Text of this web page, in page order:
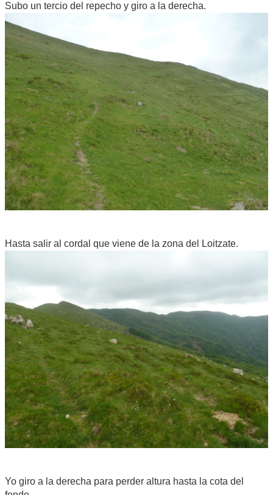
Subo un tercio del repecho y giro a la derecha.
Hasta salir al cordal que viene de la zona del Loitzate.
Yo giro a la derecha para perder altura hasta la cota del